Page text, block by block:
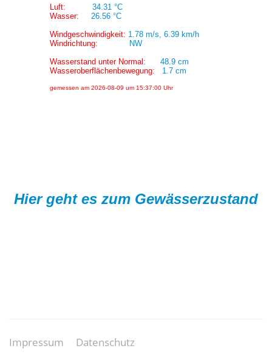
Hier geht es zum Gewässerzustand
Impressum Datenschutz